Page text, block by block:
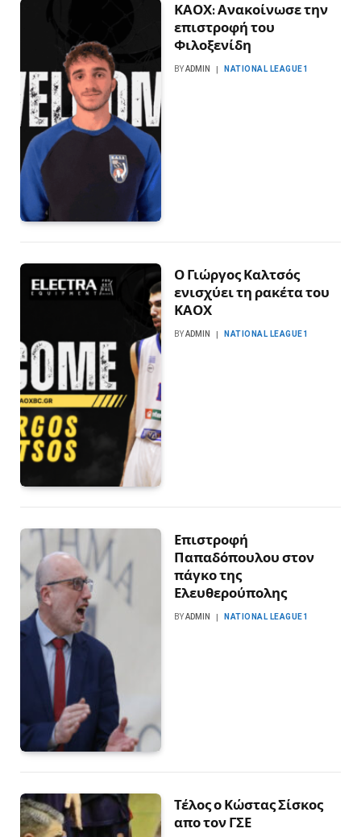
ΚΑΟΧ: Ανακοίνωσε την
επιστροφή του
Φιλοξενίδη
BYADMIN NATIONAL LEAGUE1
Ο Γιώργος Καλτσός
ενισχύει τη ρακέτα του
ΚΑΟΧ
BYADMIN NATIONAL LEAGUE1
Επιστροφή
Παπαδόπουλου στον
πάγκο της
Ελευθερούπολης
BYADMIN NATIONAL LEAGUE1
Τέλος ο Κώστας Σίσκος
απο τον ΓΣΕ